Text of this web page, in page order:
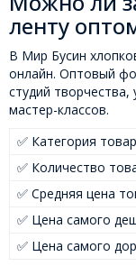
ленту
В Мир Бусин
онлайн. Оптовый
студий творчества,
мастер-классов.
✅ Категория
✅ Количество
✅ Средняя цена
✅ Цена самого
✅ Цена самого